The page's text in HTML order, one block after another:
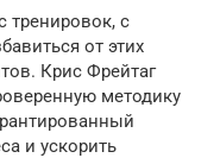
тренировок, с
от этих
Крис Фрейтаг
методику
и ускорить